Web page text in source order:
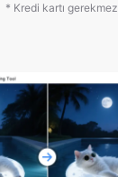
* Kredi kartı gerekmez